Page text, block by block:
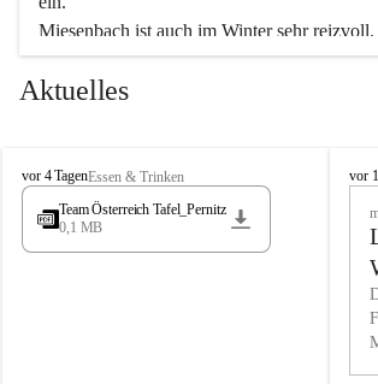
Miesenbach ist auch im Winter sehr
Eisstockschießen gibt es auf dem nahe
wunderschöne Naturschneepisten, die zum
vielfältige Angebot unserer Kulturvereine.
Überzeugen Sie sich selbst, dass Sie in
in den Beherbergungsbetrieben,
Wir kennen Miesenbach als lebens- und
Tradition und Innovation werden ebenso
Aktuelles
M
i
s
vor 4 TagenEssen & Trinken
Team Österreich Tafel_Pernitz
0,1 MB
M
h
vor